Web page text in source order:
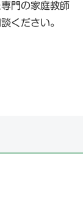
門の家庭教師
ください。